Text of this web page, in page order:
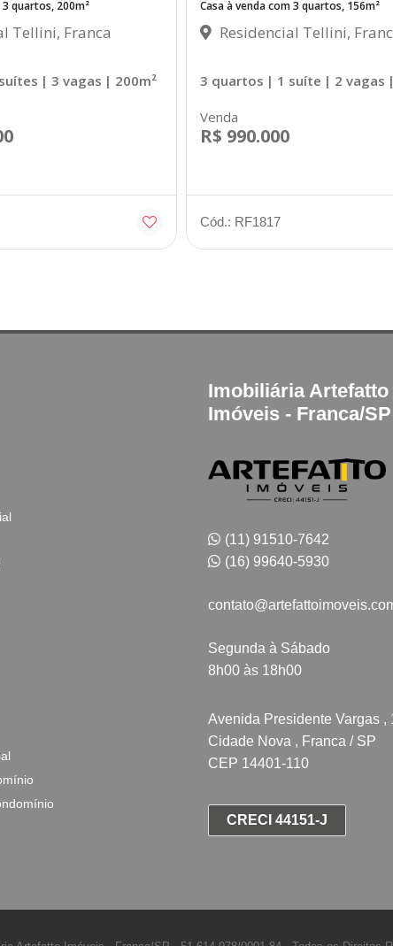
quartos, 200m²
Tellini, Franca
| 3 vagas | 200m²
Casa à venda com 3 quartos, 156m²
Residencial Tellini,
3 quartos | 1 suíte | 2 vagas
Venda
R$ 990.000
Cód.: RF1817
Imobiliária Artefatto
Imóveis - Franca/SP
(11) 91510-7642
(16) 99640-5930
Segunda à Sábado
8h00 às 18h00
Avenida Presidente Vargas ,
Cidade Nova , Franca / SP
CEP 14401-110
CRECI 44151-J